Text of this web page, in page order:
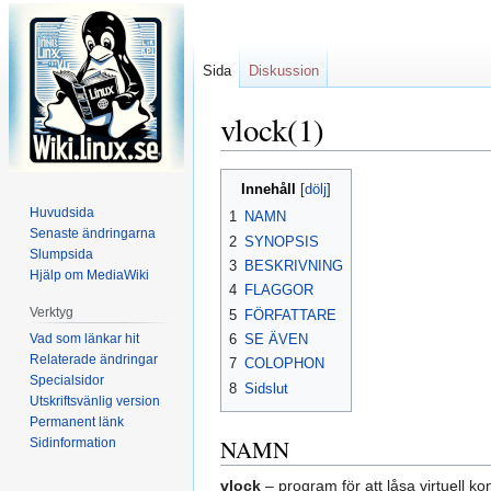
vlock(1)
Hoppa
Hoppa
Innehåll
1 NAMN
2 SYNOPSIS
3 BESKRIVNING
4 FLAGGOR
5 FÖRFATTARE
6 SE ÄVEN
7 COLOPHON
8 Sidslut
NAMN
vlock – program för att låsa virtuell
Sida Diskussion
Huvudsida
Senaste ändringarna
Slumpsida
Hjälp om MediaWiki
Verktyg
Vad som länkar hit
Relaterade ändringar
Specialsidor
Utskriftsvänlig version
Permanent länk
Sidinformation